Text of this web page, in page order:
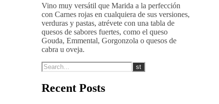
Vino muy versátil que Marida a la perfección
con Carnes rojas en cualquiera de sus versiones,
verduras y pastas, atrévete con una tabla de
quesos de sabores fuertes, como el queso
Gouda, Emmental, Gorgonzola o quesos de
cabra u oveja.
Recent Posts